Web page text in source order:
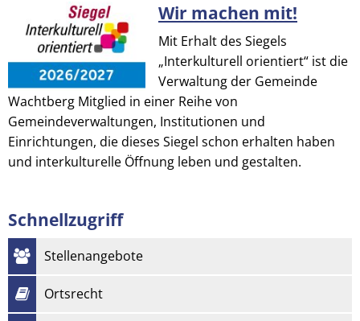
Wir machen mit!
Mit Erhalt des Siegels
„Interkulturell orientiert“ ist die
Verwaltung der Gemeinde
Wachtberg Mitglied in einer Reihe von
Gemeindeverwaltungen, Institutionen und
Einrichtungen, die dieses Siegel schon erhalten haben
und interkulturelle Öffnung leben und gestalten.
Schnellzugriff
Stellenangebote
Ortsrecht